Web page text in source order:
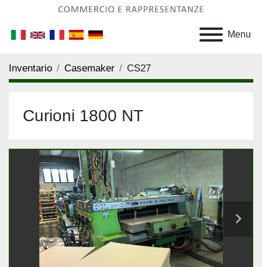
Menu
Inventario Casemaker CS27
Curioni 1800 NT